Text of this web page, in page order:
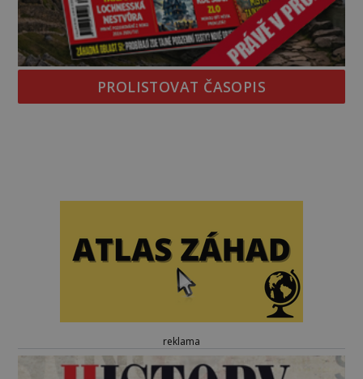
PROLISTOVAT ČASOPIS
reklama